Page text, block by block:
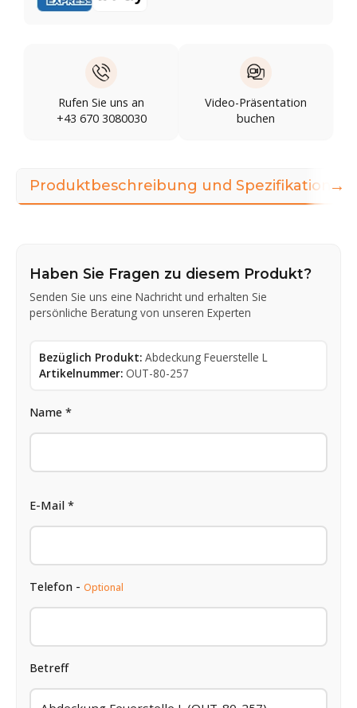
Rufen Sie uns an
+43 670 3080030
Video-Präsentation
buchen
Produktbeschreibung und Spezifikationen
Haben Sie Fragen zu diesem Produkt?
Senden Sie uns eine Nachricht und erhalten Sie
persönliche Beratung von unseren Experten
Bezüglich Produkt: Abdeckung Feuerstelle L
Artikelnummer: OUT-80-257
Name *
E-Mail *
Telefon - Optional
Betreff
→